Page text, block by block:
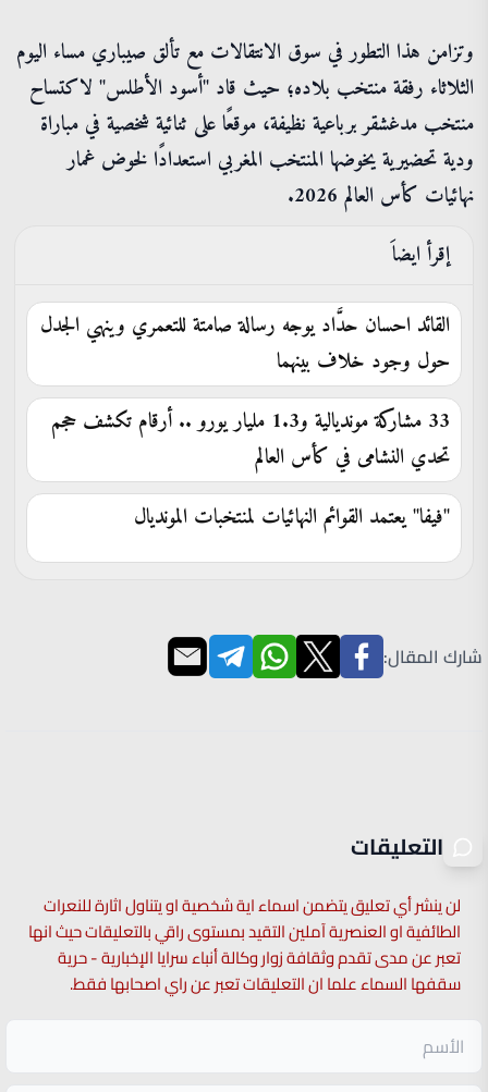
وتزامن هذا التطور في سوق الانتقالات مع تألق صيباري مساء اليوم
الثلاثاء رفقة منتخب بلاده؛ حيث قاد "أسود الأطلس" لاكتساح
منتخب مدغشقر برباعية نظيفة، موقعًا على ثنائية شخصية في مباراة
ودية تحضيرية يخوضها المنتخب المغربي استعدادًا لخوض غمار
نهائيات كأس العالم 2026.
إقرأ ايضاَ
القائد احسان حدَّاد يوجه رسالة صامتة للتعمري وينهي الجدل
حول وجود خلاف بينهما
33 مشاركة مونديالية و1.3 مليار يورو .. أرقام تكشف حجم
تحدي النشامى في كأس العالم
"فيفا" يعتمد القوائم النهائيات لمنتخبات المونديال
شارك المقال:
التعليقات
لن ينشر أي تعليق يتضمن اسماء اية شخصية او يتناول اثارة للنعرات
الطائفية او العنصرية آملين التقيد بمستوى راقي بالتعليقات حيث انها
تعبر عن مدى تقدم وثقافة زوار وكالة أنباء سرايا الإخبارية - حرية
سقفها السماء علما ان التعليقات تعبر عن راي اصحابها فقط.